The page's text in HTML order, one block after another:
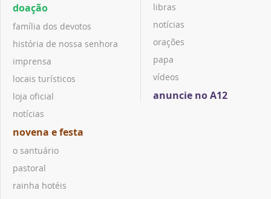
doação
família dos devotos
história de nossa senhora
imprensa
locais turísticos
loja oficial
notícias
novena e festa
o santuário
pastoral
rainha hotéis
libras
notícias
orações
papa
vídeos
anuncie no A12